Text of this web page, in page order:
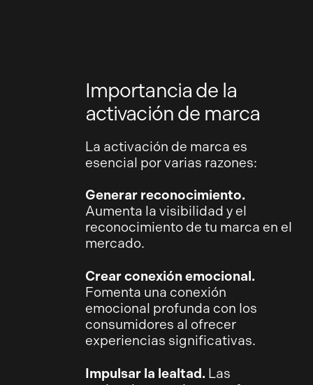
Importancia de la
activación de marca
La activación de marca es
esencial por varias razones:
Generar reconocimiento.
Aumenta la visibilidad y el
reconocimiento de tu marca en el
mercado.
Crear conexión emocional.
Fomenta una conexión
emocional profunda con los
consumidores al ofrecer
experiencias significativas.
Impulsar la lealtad. Las